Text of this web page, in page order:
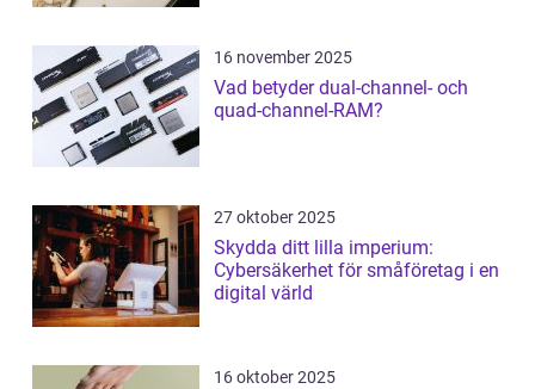
16 november 2025
Vad betyder dual-channel- och
quad-channel-RAM?
27 oktober 2025
Skydda ditt lilla imperium:
Cybersäkerhet för småföretag i en
digital värld
16 oktober 2025